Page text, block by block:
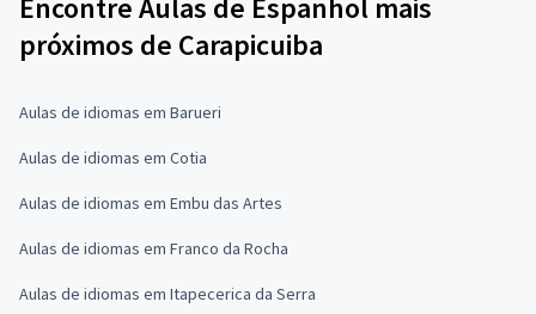
Encontre Aulas de Espanhol mais
próximos de Carapicuiba
Aulas de idiomas em Barueri
Aulas de idiomas em Cotia
Aulas de idiomas em Embu das Artes
Aulas de idiomas em Franco da Rocha
Aulas de idiomas em Itapecerica da Serra